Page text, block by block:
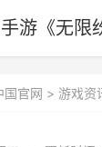
游《无限
国官网 > 游戏资